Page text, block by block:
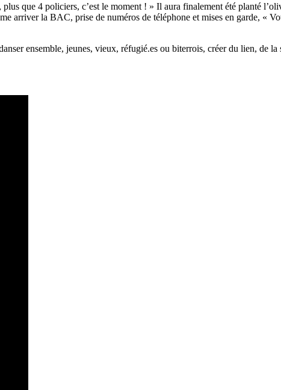
que 4 policiers, c’est le moment ! » Il aura finalement été planté
arriver la BAC, prise de numéros de téléphone et mises en garde, «
ensemble, jeunes, vieux, réfugié.es ou biterrois, créer du lien, de